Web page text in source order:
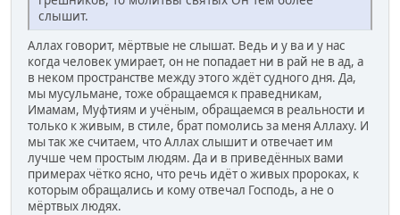
слышит.
Аллах говорит, мёртвые не слышат. Ведь и у ва и у нас
когда человек умирает, он не попадает ни в рай не в ад, а
в неком пространстве между этого ждёт судного дня. Да,
мы мусульмане, тоже обращаемся к праведникам,
Имамам, Муфтиям и учёным, обращаемся в реальности и
только к живым, в стиле, брат помолись за меня Аллаху. И
мы так же считаем, что Аллах слышит и отвечает им
лучше чем простым людям. Да и в приведённых вами
примерах чётко ясно, что речь идёт о живых пророках, к
которым обращались и кому отвечал Господь, а не о
мёртвых людях.